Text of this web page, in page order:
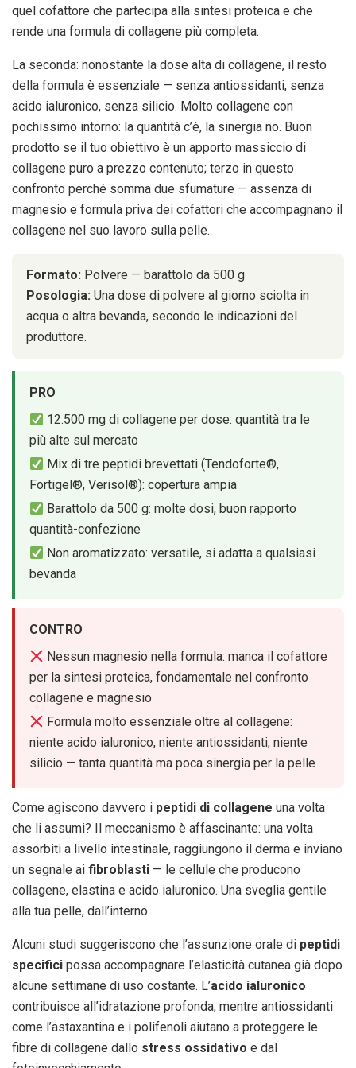
quel cofattore che partecipa alla sintesi proteica e che
rende una formula di collagene più completa.
La seconda: nonostante la dose alta di collagene, il resto
della formula è essenziale — senza antiossidanti, senza
acido ialuronico, senza silicio. Molto collagene con
pochissimo intorno: la quantità c’è, la sinergia no. Buon
prodotto se il tuo obiettivo è un apporto massiccio di
collagene puro a prezzo contenuto; terzo in questo
confronto perché somma due sfumature — assenza di
magnesio e formula priva dei cofattori che accompagnano il
collagene nel suo lavoro sulla pelle.
Formato: Polvere — barattolo da 500 g
Posologia: Una dose di polvere al giorno sciolta in
acqua o altra bevanda, secondo le indicazioni del
produttore.
PRO
12.500 mg di collagene per dose: quantità tra le
più alte sul mercato
Mix di tre peptidi brevettati (Tendoforte®,
Fortigel®, Verisol®): copertura ampia
Barattolo da 500 g: molte dosi, buon rapporto
quantità-confezione
Non aromatizzato: versatile, si adatta a qualsiasi
bevanda
CONTRO
Nessun magnesio nella formula: manca il cofattore
per la sintesi proteica, fondamentale nel confronto
collagene e magnesio
Formula molto essenziale oltre al collagene:
niente acido ialuronico, niente antiossidanti, niente
silicio — tanta quantità ma poca sinergia per la pelle
Come agiscono davvero i peptidi di collagene una volta
che li assumi? Il meccanismo è affascinante: una volta
assorbiti a livello intestinale, raggiungono il derma e inviano
un segnale ai fibroblasti — le cellule che producono
collagene, elastina e acido ialuronico. Una sveglia gentile
alla tua pelle, dall’interno.
Alcuni studi suggeriscono che l’assunzione orale di peptidi
specifici possa accompagnare l’elasticità cutanea già dopo
alcune settimane di uso costante. L’acido ialuronico
contribuisce all’idratazione profonda, mentre antiossidanti
come l’astaxantina e i polifenoli aiutano a proteggere le
fibre di collagene dallo stress ossidativo e dal